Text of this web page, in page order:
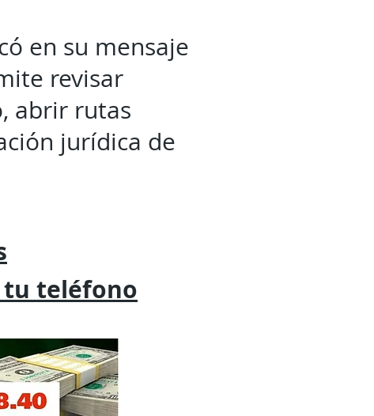
en su mensaje
revisar
abrir rutas
jurídica de
teléfono